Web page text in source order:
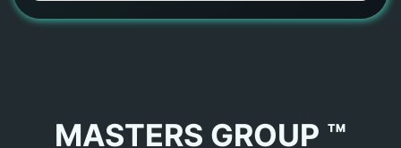
MASTERS GROUP ™